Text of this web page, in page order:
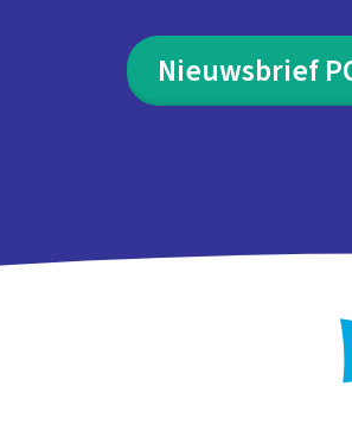
Nieuwsbrief